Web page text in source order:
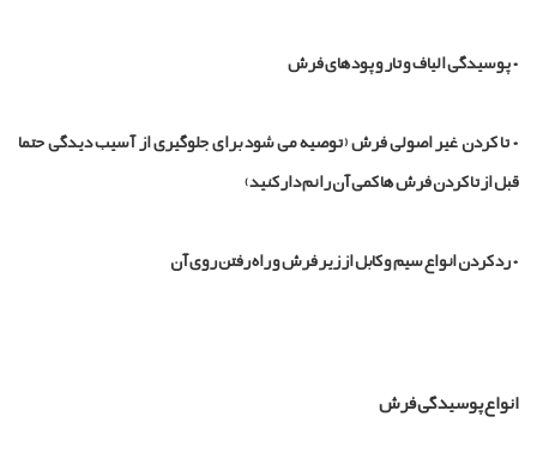
پوسیدگی الیاف و تار و پودهای فرش
تا کردن غیر اصولی فرش (توصیه می شود برای جلوگیری از آسیب دیدگی حتما
از تا کردن فرش ها کمی آن را نم دار کنید)
رد کردن انواع سیم و کابل از زیر فرش و راه رفتن روی آن
پوسیدگی فرش